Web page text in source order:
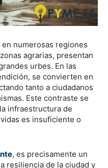
numerosas regiones
agrarias, presentan
urbes. En las
se convierten en
tanto a ciudadanos
Este contraste se
infraestructura de
es insuficiente o
, es precisamente un
resiliencia de la ciudad y